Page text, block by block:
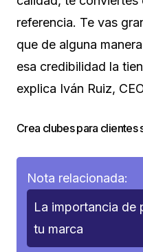
referencia. Te vas
que de alguna
esa credibilidad la
explica Iván Ruiz,
Crea clubes para clientes
Nota relacionada:
La importancia de
tu marca